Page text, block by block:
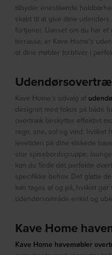
tilbyder enestående
skabt til at give dine
fortjener. Uanset om du har
terrasse, er Kave Home’s
at dine møbler forbliver i
Kave Home’s udvalg af
designet med fokus på både
overtræk beskytter effektivt
regn, sne, sol og vind,
levetiden på dine elskede
stor spisebordsgruppe,
kan du finde det perfekte
specifikke behov. Det glatte
kan tages af og på, hvilket
udendørsområde enkel og
Kave Home
Kave Home havemøbler